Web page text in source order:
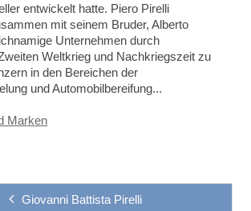
entwickelt hatte. Piero Pirelli
mit seinem Bruder, Alberto
Unternehmen durch
Weltkrieg und Nachkriegszeit zu
in den Bereichen der
und Automobilbereifung...
Marken
Giovanni Battista Pirelli